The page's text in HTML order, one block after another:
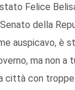
Felice
della
auspicavo, è
ma non a
città con troppe